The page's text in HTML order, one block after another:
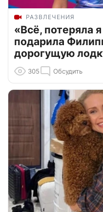
РАЗВЛЕЧЕНИЯ
«Всё, потеряла
подарила
дорогущую
305 Обсудить